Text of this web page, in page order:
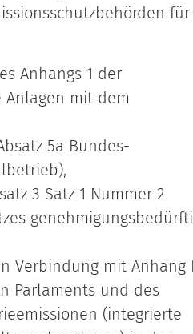
für
Anhangs 1 der
Anlagen mit dem
5a Bundes-
3 Satz 1 Nummer 2
Verbindung mit Anhang I
Parlaments und des
(integrierte